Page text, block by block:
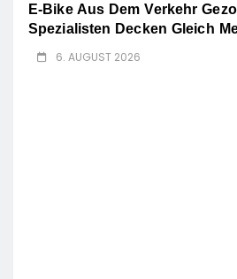
E-Bike Aus Dem Verkehr
Spezialisten Decken Gleich
6. AUGUST 2026